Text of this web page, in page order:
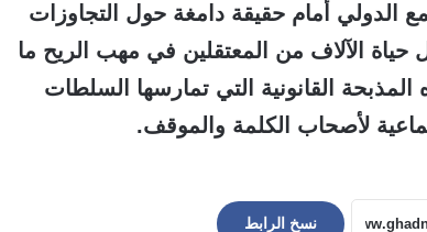
الدولي أمام حقيقة دامغة حول التجاوزات
الآلاف من المعتقلين في مهب الريح ما
القانونية التي تمارسها السلطات
لأصحاب الكلمة والموقف.
نسخ الرابط